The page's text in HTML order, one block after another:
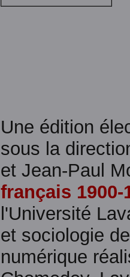
Une édition
sous la
et Jean-Paul
français 1900-
l'Université
et sociologie
numérique